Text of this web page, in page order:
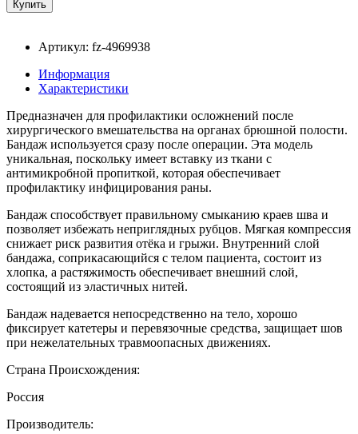
Артикул: fz-4969938
Информация
Характеристики
Предназначен для профилактики осложнений после
хирургического вмешательства на органах брюшной полости.
Бандаж используется сразу после операции. Эта модель
уникальная, поскольку имеет вставку из ткани с
антимикробной пропиткой, которая обеспечивает
профилактику инфицирования раны.
Бандаж способствует правильному смыканию краев шва и
позволяет избежать неприглядных рубцов. Мягкая компрессия
снижает риск развития отёка и грыжи. Внутренний слой
бандажа, соприкасающийся с телом пациента, состоит из
хлопка, а растяжимость обеспечивает внешний слой,
состоящий из эластичных нитей.
Бандаж надевается непосредственно на тело, хорошо
фиксирует катетеры и перевязочные средства, защищает шов
при нежелательных травмоопасных движениях.
Страна Происхождения:
Россия
Производитель: